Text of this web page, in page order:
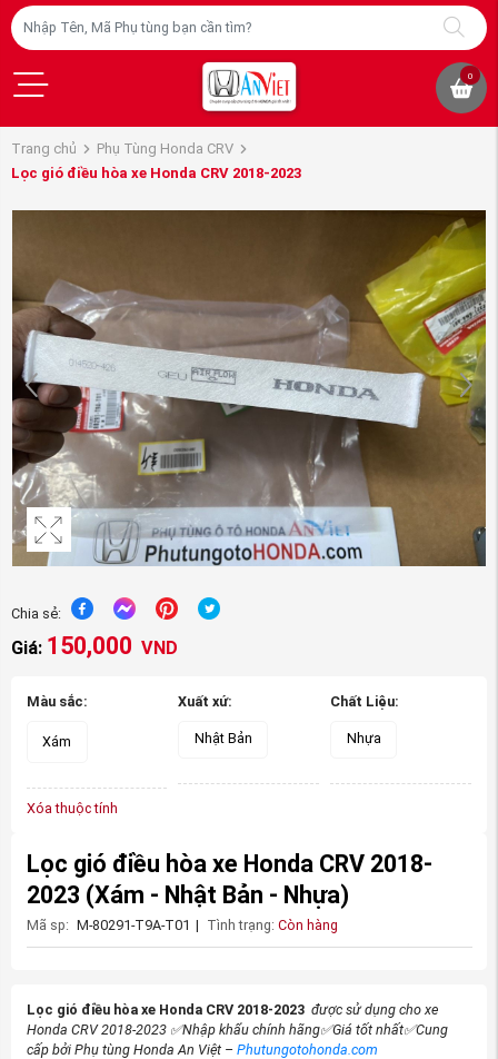
0
Trang chủ
Phụ Tùng Honda CRV
Lọc gió điều hòa xe Honda CRV 2018-2023
Chia sẻ:
Giá: 150,000 VND
Màu sắc:
Xám
Xuất xứ:
Nhật Bản
Chất Liệu:
Nhựa
Xóa thuộc tính
Lọc gió điều hòa xe Honda CRV 2018-
2023 (Xám - Nhật Bản - Nhựa)
Mã sp: M-80291-T9A-T01 | Tình trạng: Còn hàng
Lọc gió điều hòa xe Honda CRV 2018-2023 được sử dụng cho xe
Honda CRV 2018-2023 ✅Nhập khẩu chính hãng✅Giá tốt nhất✅Cung
cấp bởi Phụ tùng Honda An Việt – Phutungotohonda.com